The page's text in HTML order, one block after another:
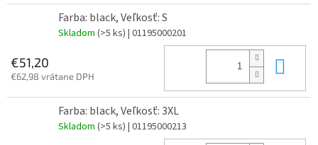
Farba: black, Veľkosť: S
Skladom (>5 ks) | 01195000201
€51,20
€62,98 vrátane DPH
Farba: black, Veľkosť: 3XL
Skladom (>5 ks) | 01195000213